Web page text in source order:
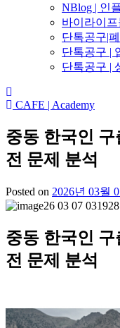
NBlog | 인
바이라이프
단톡공구|
단톡공구 |
단톡공구 |
CAFE | Academy
중동 한국인
전 문제 분석
Posted on 2026년 03월
중동 한국인
전 문제 분석